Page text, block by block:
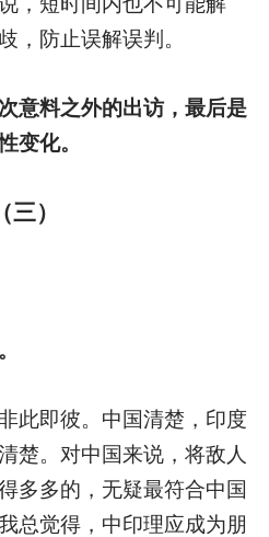
，防止误解误判。
意料之外的出访，最后是
变化。
（三）
此即彼。中国清楚，印度
楚。对中国来说，将敌人
多多的，无疑最符合中国
总觉得，中印理应成为朋